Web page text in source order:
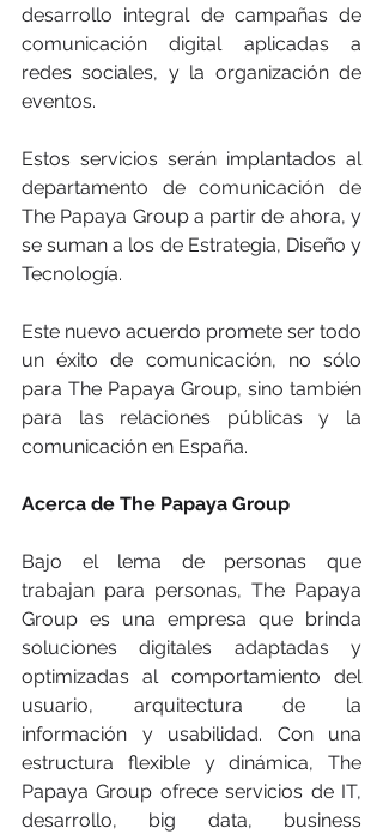
desarrollo integral de campañas de
comunicación digital aplicadas a
redes sociales, y la organización de
eventos.
Estos servicios serán implantados al
departamento de comunicación de
The Papaya Group a partir de ahora, y
se suman a los de Estrategia, Diseño y
Tecnología.
Este nuevo acuerdo promete ser todo
un éxito de comunicación, no sólo
para The Papaya Group, sino también
para las relaciones públicas y la
comunicación en España.
Acerca de The Papaya Group
Bajo el lema de personas que
trabajan para personas, The Papaya
Group es una empresa que brinda
soluciones digitales adaptadas y
optimizadas al comportamiento del
usuario, arquitectura de la
información y usabilidad. Con una
estructura flexible y dinámica, The
Papaya Group ofrece servicios de IT,
desarrollo, big data, business